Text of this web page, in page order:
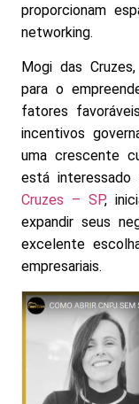
proporcionam
networking.
Mogi das
para o
fatores
incentivos
uma crescente
está interessado
Cruzes – SP,
expandir seus
excelente
empresariais.